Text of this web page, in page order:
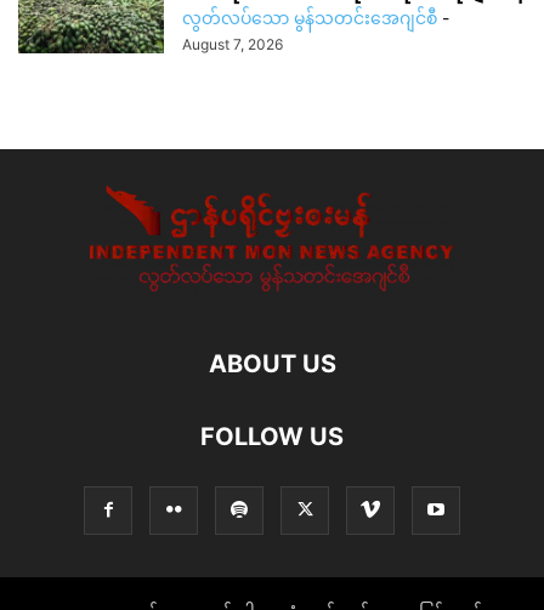
လွတ်လပ်သော မွန်သတင်းအေဂျင်စီ -
August 7, 2026
ABOUT US
FOLLOW US